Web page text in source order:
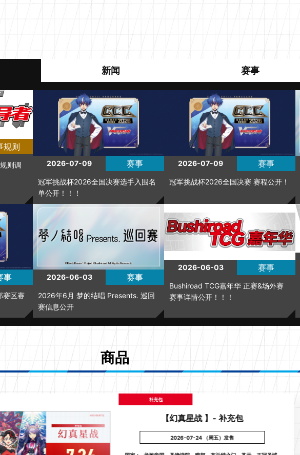
新闻 赛事
规则
则调 2026-07-09 赛事
冠军挑战杯2026全国决赛选手入围名
单公开！！！
2026-07-09 赛事
冠军挑战杯2026全国决赛 赛程公开！
事
赛区赛
2026-06-03 赛事
2026年6月 梦的结唱 Presents. 巡回
赛信息公开
2026-06-03 赛事
Bushiroad TCG嘉年华 正赛&场外赛
赛事详情公开！！！
商品
补充包
【幻真星战 】- 补充包
2026-07-24 （周五）发售